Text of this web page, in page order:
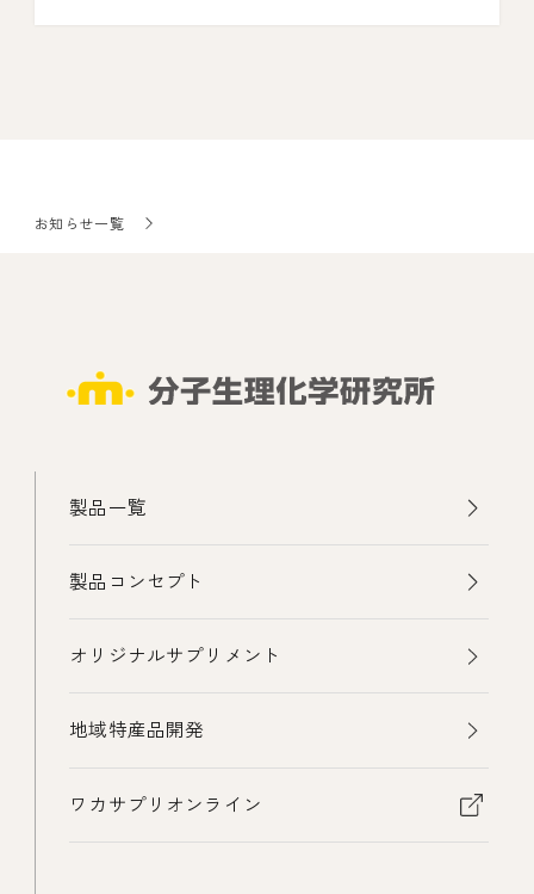
お知らせ一覧
製品一覧
製品コンセプト
オリジナルサプリメント
地域特産品開発
ワカサプリオンライン